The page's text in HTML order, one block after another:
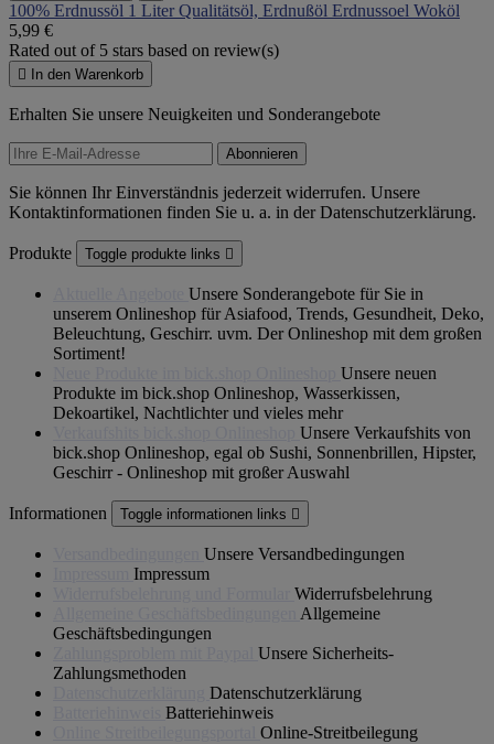
100% Erdnussöl 1 Liter Qualitätsöl, Erdnußöl Erdnussoel Woköl
5,99 €
Rated out of 5 stars based on review(s)
 In den Warenkorb
Erhalten Sie unsere Neuigkeiten und Sonderangebote
Sie können Ihr Einverständnis jederzeit widerrufen. Unsere
Kontaktinformationen finden Sie u. a. in der Datenschutzerklärung.
Produkte Toggle produkte links 
Unsere Sonderangebote für Sie in
unserem Onlineshop für Asiafood, Trends, Gesundheit, Deko,
Beleuchtung, Geschirr. uvm. Der Onlineshop mit dem großen
Sortiment!
Unsere neuen
Produkte im bick.shop Onlineshop, Wasserkissen,
Dekoartikel, Nachtlichter und vieles mehr
Unsere Verkaufshits von
bick.shop Onlineshop, egal ob Sushi, Sonnenbrillen, Hipster,
Geschirr - Onlineshop mit großer Auswahl
Informationen Toggle informationen links 
Unsere Versandbedingungen
Impressum
Widerrufsbelehrung
Allgemeine
Geschäftsbedingungen
Unsere Sicherheits-
Zahlungsmethoden
Datenschutzerklärung
Batteriehinweis
Online-Streitbeilegung